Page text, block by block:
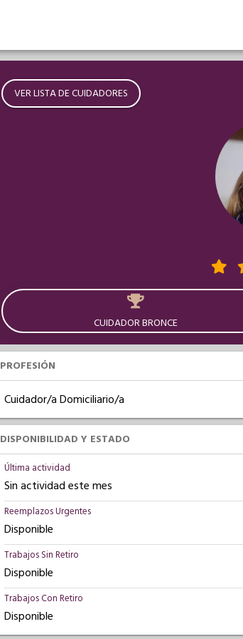
VER LISTA DE CUIDADORES
CUIDADOR BRONCE
PROFESIÓN
Cuidador/a Domiciliario/a
DISPONIBILIDAD Y ESTADO
Última actividad
Sin actividad este mes
Reemplazos Urgentes
Disponible
Trabajos Sin Retiro
Disponible
Trabajos Con Retiro
Disponible